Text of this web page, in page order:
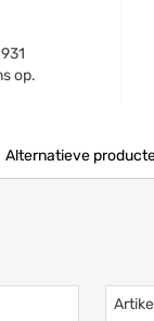
op.
Alternatieve